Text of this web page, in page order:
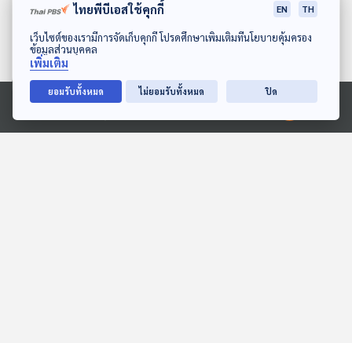
ดาวน์โหลด Thai PBS Podcast Application
Ⓒ 2020 องค์การกระจายเสียงและแพร่ภาพสาธารณะแห่งประเทศไทย
ไทยพีบีเอสใช้คุกกี้ EN TH
เว็บไซต์ของเรามีการจัดเก็บคุกกี้ โปรดศึกษาเพิ่มเติมที่นโยบายคุ้มครอง
ข้อมูลส่วนบุคคล
เพิ่มเติม
ยอมรับทั้งหมด ไม่ยอมรับทั้งหมด ปิด